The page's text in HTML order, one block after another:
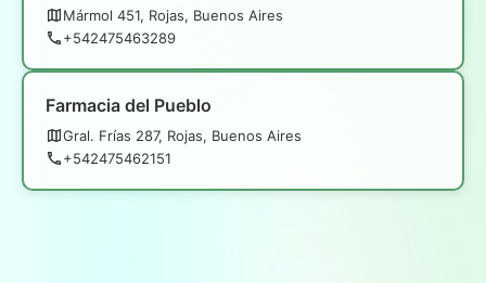
Mármol 451, Rojas, Buenos Aires
+542475463289
Farmacia del Pueblo
Gral. Frías 287, Rojas, Buenos Aires
+542475462151